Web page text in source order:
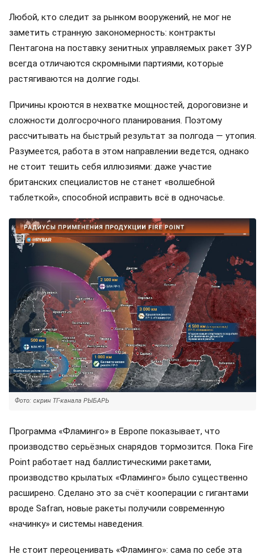
Любой, кто следит за рынком вооружений, не мог не
заметить странную закономерность: контракты
Пентагона на поставку зенитных управляемых ракет ЗУР
всегда отличаются скромными партиями, которые
растягиваются на долгие годы.
Причины кроются в нехватке мощностей, дороговизне и
сложности долгосрочного планирования. Поэтому
рассчитывать на быстрый результат за полгода — утопия.
Разумеется, работа в этом направлении ведется, однако
не стоит тешить себя иллюзиями: даже участие
британских специалистов не станет «волшебной
таблеткой», способной исправить всё в одночасье.
Фото: скрин ТГ-канала РЫБАРЬ
Программа «Фламинго» в Европе показывает, что
производство серьёзных снарядов тормозится. Пока Fire
Point работает над баллистическими ракетами,
производство крылатых «Фламинго» было существенно
расширено. Сделано это за счёт кооперации с гигантами
вроде Safran, новые ракеты получили современную
«начинку» и системы наведения.
Не стоит переоценивать «Фламинго»: сама по себе эта